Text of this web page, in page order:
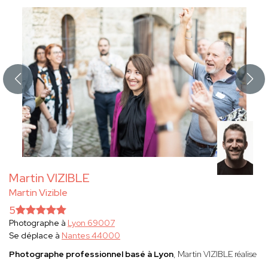
Martin VIZIBLE
Martin Vizible
5
Photographe à Lyon 69007
Se déplace à Nantes 44000
Photographe professionnel basé à Lyon, Martin VIZIBLE réalise